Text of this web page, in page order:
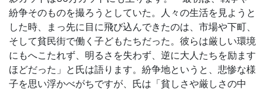
紛争そのものを撮ろうとしていた。人々の生活を見ようと
した時、まっ先に目に飛び込んできたのは、市場や下町、
そして貧民街で働く子どもたちだった。彼らは厳しい環境
にもへこたれず、明るさを失わず、逆に大人たちを励ます
ほどだった」と氏は語ります。紛争地というと、悲惨な様
子を思い浮かべがちですが、氏は「貧しさや厳しさの中